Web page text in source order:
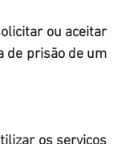
de prisão de um